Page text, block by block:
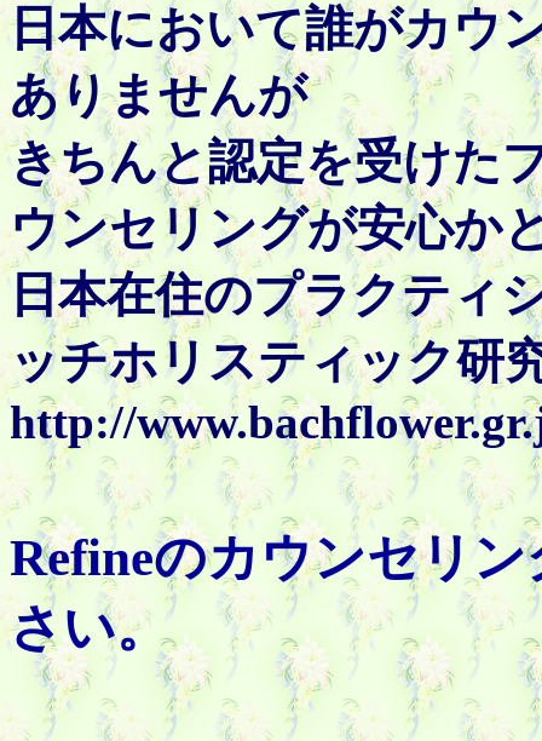
日本において誰がカウ
ありませんが
きちんと認定を受けた
ウンセリングが安心か
日本在住のプラクティ
ッチホリスティック研
http://
Refineのカウンセリン
さい。